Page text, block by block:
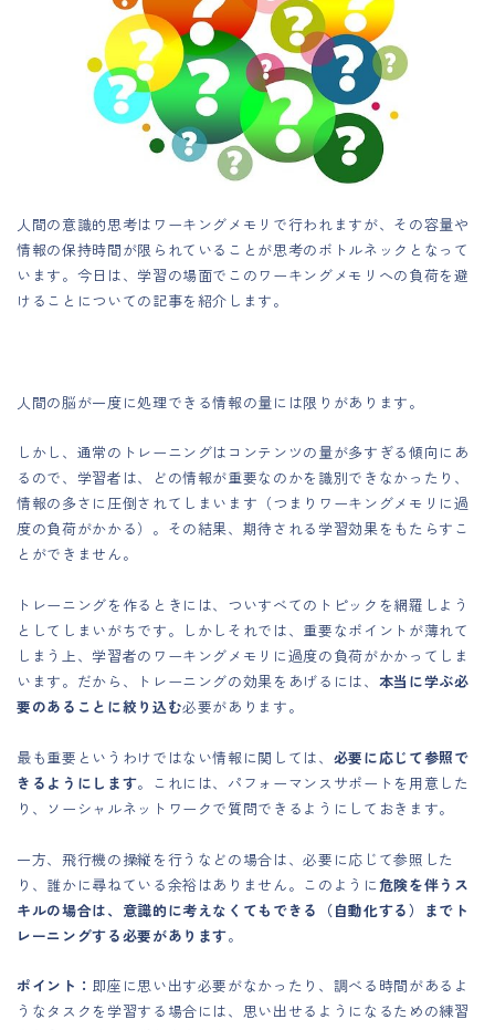
人間の意識的思考はワーキングメモリで行われますが、その容量や
情報の保持時間が限られていることが思考のボトルネックとなって
います。今日は、学習の場面でこのワーキングメモリへの負荷を避
けることについての記事を紹介します。
人間の脳が一度に処理できる情報の量には限りがあります。
しかし、通常のトレーニングはコンテンツの量が多すぎる傾向にあ
るので、学習者は、どの情報が重要なのかを識別できなかったり、
情報の多さに圧倒されてしまいます（つまりワーキングメモリに過
度の負荷がかかる）。その結果、期待される学習効果をもたらすこ
とができません。
トレーニングを作るときには、ついすべてのトピックを網羅しよう
としてしまいがちです。しかしそれでは、重要なポイントが薄れて
しまう上、学習者のワーキングメモリに過度の負荷がかかってしま
います。だから、トレーニングの効果をあげるには、 本当に学ぶ必
要のあることに絞り込む必要があります。
最も重要というわけではない情報に関しては、 必要に応じて参照で
きるようにします。これには、パフォーマンスサポートを用意した
り、ソーシャルネットワークで質問できるようにしておきます。
一方、飛行機の操縦を行うなどの場合は、必要に応じて参照した
り、誰かに尋ねている余裕はありません。このように危険を伴うス
キルの場合は、意識的に考えなくてもできる（自動化する）までト
レーニングする必要があります。
ポイント： 即座に思い出す必要がなかったり、調べる時間があるよ
うなタスクを学習する場合には、思い出せるようになるための練習